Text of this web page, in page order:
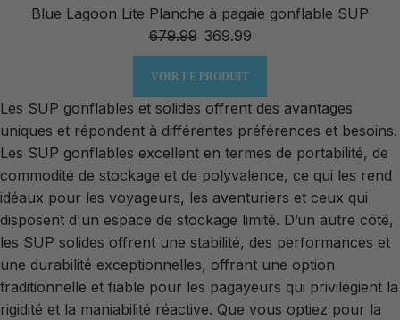
Blue Lagoon Lite Planche à pagaie gonflable SUP
679.99 369.99
VOIR LE PRODUIT
Les SUP gonflables et solides offrent des avantages
uniques et répondent à différentes préférences et besoins.
Les SUP gonflables excellent en termes de portabilité, de
commodité de stockage et de polyvalence, ce qui les rend
idéaux pour les voyageurs, les aventuriers et ceux qui
disposent d'un espace de stockage limité. D’un autre côté,
les SUP solides offrent une stabilité, des performances et
une durabilité exceptionnelles, offrant une option
traditionnelle et fiable pour les pagayeurs qui privilégient la
rigidité et la maniabilité réactive. Que vous optiez pour la